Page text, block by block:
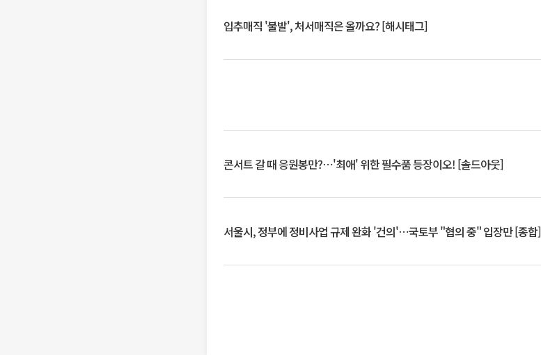
입추매직 '불발', 처서매직은 올까요? [해시태그]
콘서트 갈 때 응원봉만?⋯'최애' 위한 필수품 등장이오! [솔드아웃]
서울시, 정부에 정비사업 규제 완화 '건의'⋯국토부 "협의 중" 입장만 [종합]